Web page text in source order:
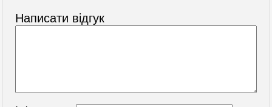
Написати відгук